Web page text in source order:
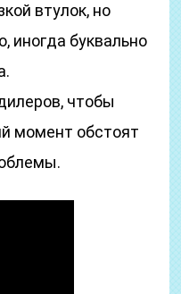
втулок, но
иногда буквально
чтобы
момент обстоят